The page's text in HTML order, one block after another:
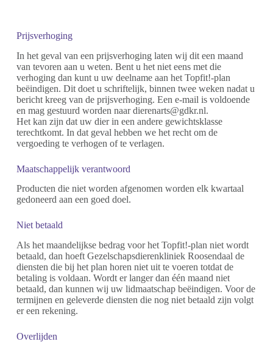
Prijsverhoging
In het geval van een prijsverhoging laten wij dit een maand
van tevoren aan u weten. Bent u het niet eens met die
verhoging dan kunt u uw deelname aan het Topfit!-plan
beëindigen. Dit doet u schriftelijk, binnen twee weken nadat u
bericht kreeg van de prijsverhoging. Een e-mail is voldoende
en mag gestuurd worden naar dierenarts@gdkr.nl.
Het kan zijn dat uw dier in een andere gewichtsklasse
terechtkomt. In dat geval hebben we het recht om de
vergoeding te verhogen of te verlagen.
Maatschappelijk verantwoord
Producten die niet worden afgenomen worden elk kwartaal
gedoneerd aan een goed doel.
Niet betaald
Als het maandelijkse bedrag voor het Topfit!-plan niet wordt
betaald, dan hoeft Gezelschapsdierenkliniek Roosendaal de
diensten die bij het plan horen niet uit te voeren totdat de
betaling is voldaan. Wordt er langer dan één maand niet
betaald, dan kunnen wij uw lidmaatschap beëindigen. Voor de
termijnen en geleverde diensten die nog niet betaald zijn volgt
er een rekening.
Overlijden